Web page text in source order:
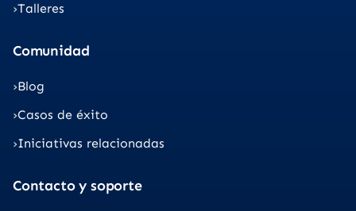
Talleres
Comunidad
Blog
Casos de éxito
Iniciativas relacionadas
Contacto y soporte